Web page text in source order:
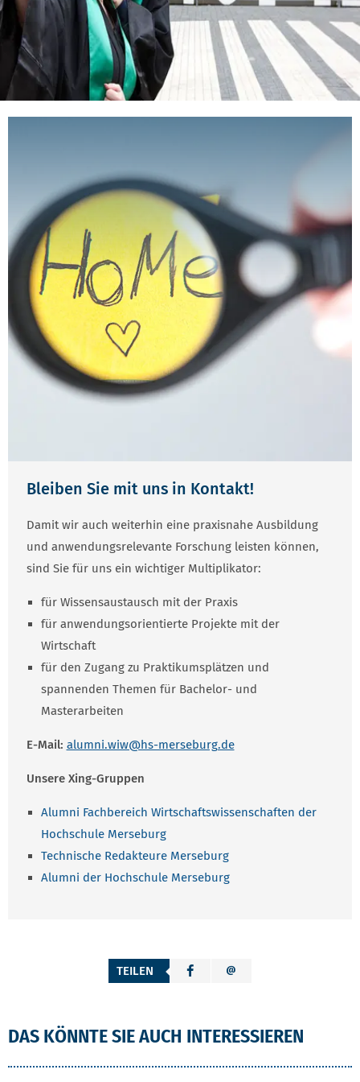
Bleiben Sie mit uns in Kontakt!
Damit wir auch weiterhin eine praxisnahe Ausbildung
und anwendungsrelevante Forschung leisten können,
sind Sie für uns ein wichtiger Multiplikator:
für Wissensaustausch mit der Praxis
für anwendungsorientierte Projekte mit der
Wirtschaft
für den Zugang zu Praktikumsplätzen und
spannenden Themen für Bachelor- und
Masterarbeiten
E-Mail: alumni.wiw@hs-merseburg.de
Unsere Xing-Gruppen
Alumni Fachbereich Wirtschaftswissenschaften der
Hochschule Merseburg
Technische Redakteure Merseburg
Alumni der Hochschule Merseburg
TEILEN
DAS KÖNNTE SIE AUCH INTERESSIEREN